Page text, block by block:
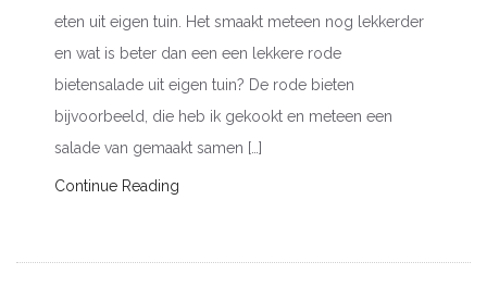
eten uit eigen tuin. Het smaakt meteen nog lekkerder
en wat is beter dan een een lekkere rode
bietensalade uit eigen tuin? De rode bieten
bijvoorbeeld, die heb ik gekookt en meteen een
salade van gemaakt samen […]
Continue Reading